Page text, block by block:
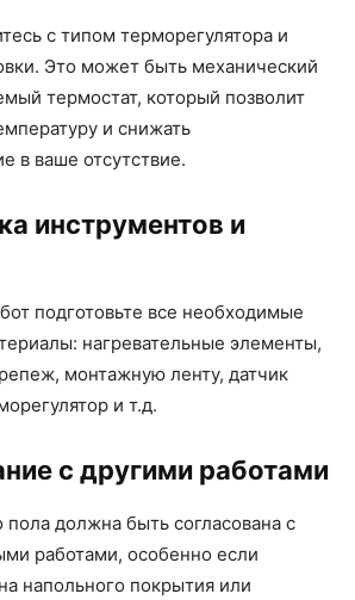
с типом терморегулятора и
Это может быть механический
термостат, который позволит
и снижать
в ваше отсутствие.
инструментов и
подготовьте все необходимые
нагревательные элементы,
монтажную ленту, датчик
и т.д.
с другими работами
пола должна быть согласована с
работами, особенно если
напольного покрытия или